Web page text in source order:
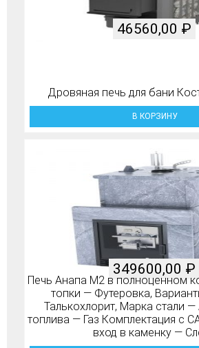
Дровяная печь для бани
46560,00 ₽
В КОРЗИНУ
Печь Анапа М2 в полноценном
топки — Футеровка,
Талькохлорит, Марка стали —
топлива — Газ Комплектация с
вход в каменку —
349600,00 ₽